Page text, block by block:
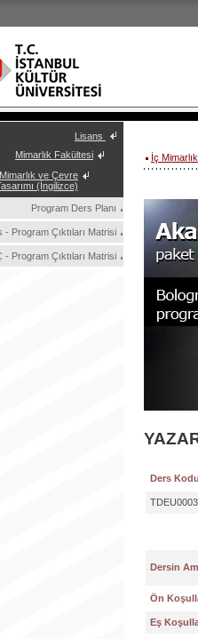
Lisans
Mimarlık Fakültesi
ve Çevre
(İngilizce)
Program Ders Planı
- Program Çıktıları Matrisi
- Program Çıktıları Matrisi
İç
Ders Kodu
TDEU0003
Dersin
Ön
Eş